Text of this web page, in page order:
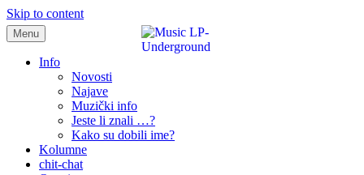
Skip to content
samo muzika i …..
Menu
Info
Novosti
Najave
Muzički info
Jeste li znali …?
Kako su dobili ime?
Kolumne
chit-chat